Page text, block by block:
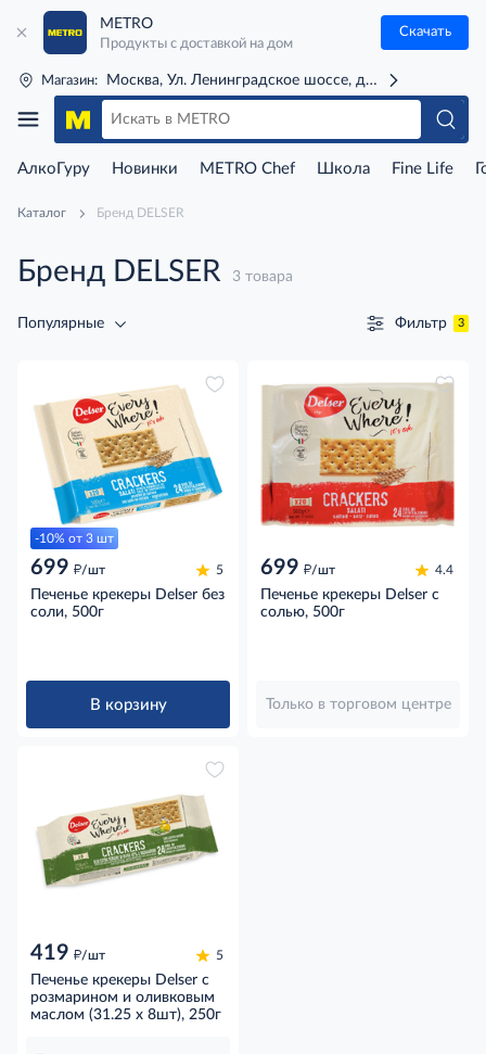
METRO
Продукты с доставкой на дом
Скачать
Магазин: Москва, Ул. Ленинградское шоссе, д. 71Г (м. Речной
АлкоГуру Новинки METRO Chef Школа Fine Life
Каталог Бренд DELSER
Бренд DELSER 3 товара
Популярные Фильтр 3
-10% от 3 шт
699 д/шт 5
Печенье крекеры Delser без
соли, 500г
В корзину
699 д/шт 4.4
Печенье крекеры Delser с
солью, 500г
Только в торговом центре
419 д/шт 5
Печенье крекеры Delser с
розмарином и оливковым
маслом (31.25 x 8шт), 250г